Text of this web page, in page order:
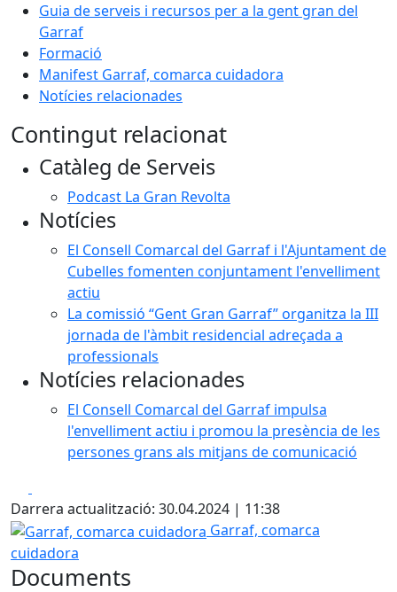
Guia de serveis i recursos per a la gent gran del
Garraf
Formació
Manifest Garraf, comarca cuidadora
Notícies relacionades
Contingut relacionat
Catàleg de Serveis
Podcast La Gran Revolta
Notícies
El Consell Comarcal del Garraf i l'Ajuntament de
Cubelles fomenten conjuntament l'envelliment
actiu
La comissió “Gent Gran Garraf” organitza la III
jornada de l'àmbit residencial adreçada a
professionals
Notícies relacionades
El Consell Comarcal del Garraf impulsa
l'envelliment actiu i promou la presència de les
persones grans als mitjans de comunicació
Darrera actualització: 30.04.2024 | 11:38
Garraf, comarca cuidadora
Garraf, comarca
cuidadora
Documents